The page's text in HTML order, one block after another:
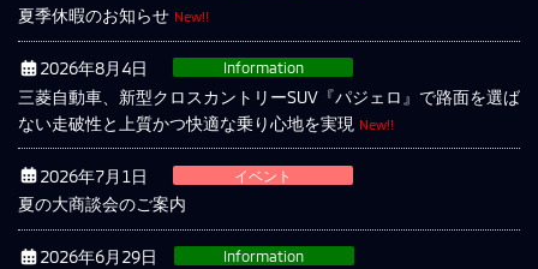
夏季休暇のお知らせ New!!
2026年8月4日 Information
三菱自動車、新型クロスカントリーSUV『パジェロ』で路面を選ば
ない走破性と上質かつ快適な乗り心地を実現 New!!
2026年7月1日 イベント
夏の大商談会のご案内
2026年6月29日 Information